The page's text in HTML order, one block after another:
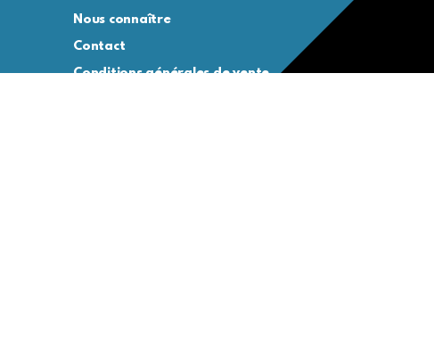
Nous connaître
Contact
Conditions générales de vente